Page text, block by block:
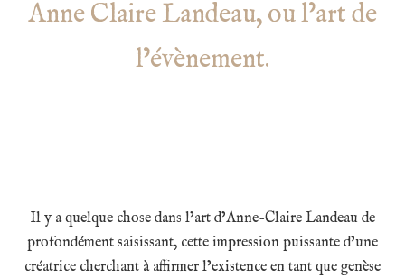
Anne Claire Landeau, ou l’art de
l’évènement.
Il y a quelque chose dans l’art d’Anne-Claire Landeau de
profondément saisissant, cette impression puissante d’une
créatrice cherchant à affirmer l’existence en tant que genèse